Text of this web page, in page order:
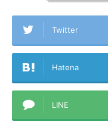
Twitter
Hatena
LINE